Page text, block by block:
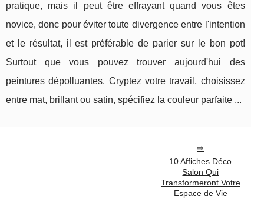
pratique, mais il peut être effrayant quand vous êtes
novice, donc pour éviter toute divergence entre l'intention
et le résultat, il est préférable de parier sur le bon pot!
Surtout que vous pouvez trouver aujourd'hui des
peintures dépolluantes. Cryptez votre travail, choisissez
entre mat, brillant ou satin, spécifiez la couleur parfaite ...
10 Affiches Déco
Salon Qui
Transformeront Votre
Espace de Vie